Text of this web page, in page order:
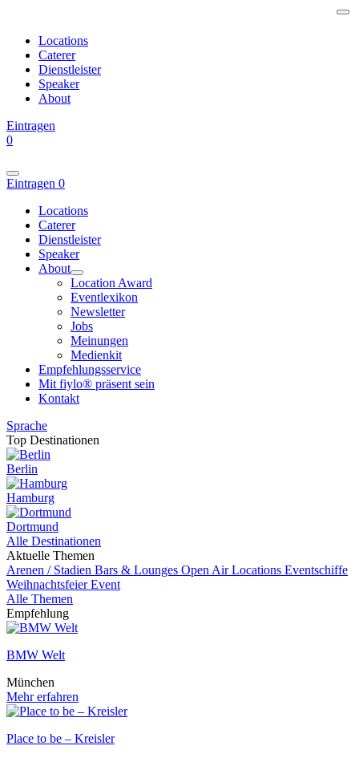
Locations
Caterer
Dienstleister
Speaker
About
Eintragen
0
Eintragen 0
Locations
Caterer
Dienstleister
Speaker
About
Location Award
Eventlexikon
Newsletter
Jobs
Meinungen
Medienkit
Empfehlungsservice
Mit fiylo® präsent sein
Kontakt
Sprache
Top Destinationen
Berlin
Hamburg
Dortmund
Alle Destinationen
Aktuelle Themen
Arenen / Stadien Bars & Lounges Open Air Locations Eventschiffe
WeihnachtsfeierEvent
Alle Themen
Empfehlung
BMW Welt
München
Mehr erfahren
Place to be – Kreisler